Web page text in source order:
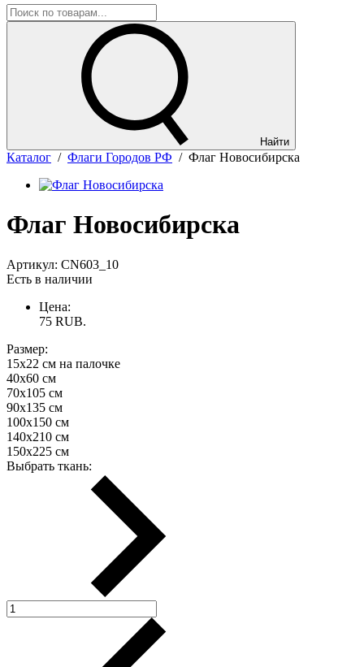
Найти
Каталог / Флаги Городов РФ / Флаг Новосибирска
Флаг Новосибирска
Артикул: CN603_10
Есть в наличии
Цена:
75 RUB.
Размер:
15х22 см на палочке
40х60 см
70х105 см
90х135 см
100х150 см
140х210 см
150х225 см
Выбрать ткань: